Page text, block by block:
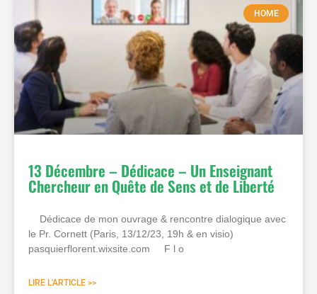
HOME
13 Décembre – Dédicace – Un Enseignant
Chercheur en Quête de Sens et de Liberté
Dédicace de mon ouvrage & rencontre dialogique avec
le Pr. Cornett (Paris, 13/12/23, 19h & en visio)
pasquierflorent.wixsite.com F l o
LIRE L'ARTICLE >>